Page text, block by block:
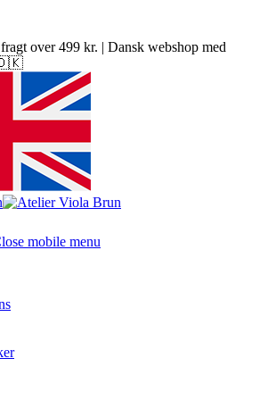
over 499 kr. | Dansk webshop med
🇩🇰
mobile menu